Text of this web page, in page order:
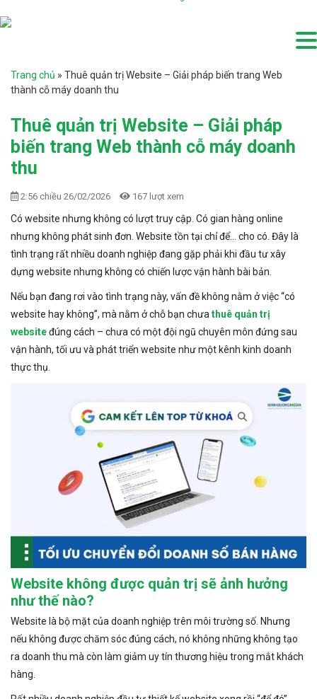
Trang chủ » Thuê quản trị Website – Giải pháp biến trang Web
thành cỗ máy doanh thu
Thuê quản trị Website – Giải pháp
biến trang Web thành cỗ máy doanh
thu
2:56 chiều 26/02/2026 167 lượt xem
Có website nhưng không có lượt truy cập. Có gian hàng online
nhưng không phát sinh đơn. Website tồn tại chỉ để… cho có. Đây là
tình trạng rất nhiều doanh nghiệp đang gặp phải khi đầu tư xây
dựng website nhưng không có chiến lược vận hành bài bản.
Nếu bạn đang rơi vào tình trạng này, vấn đề không nằm ở việc “có
website hay không”, mà nằm ở chỗ bạn chưa thuê quản trị
websiteđúng cách – chưa có một đội ngũ chuyên môn đứng sau
vận hành, tối ưu và phát triển website như một kênh kinh doanh
thực thụ.
Website không được quản trị sẽ ảnh hưởng
như thế nào?
Website là bộ mặt của doanh nghiệp trên môi trường số. Nhưng
nếu không được chăm sóc đúng cách, nó không những không tạo
ra doanh thu mà còn làm giảm uy tín thương hiệu trong mắt khách
hàng.